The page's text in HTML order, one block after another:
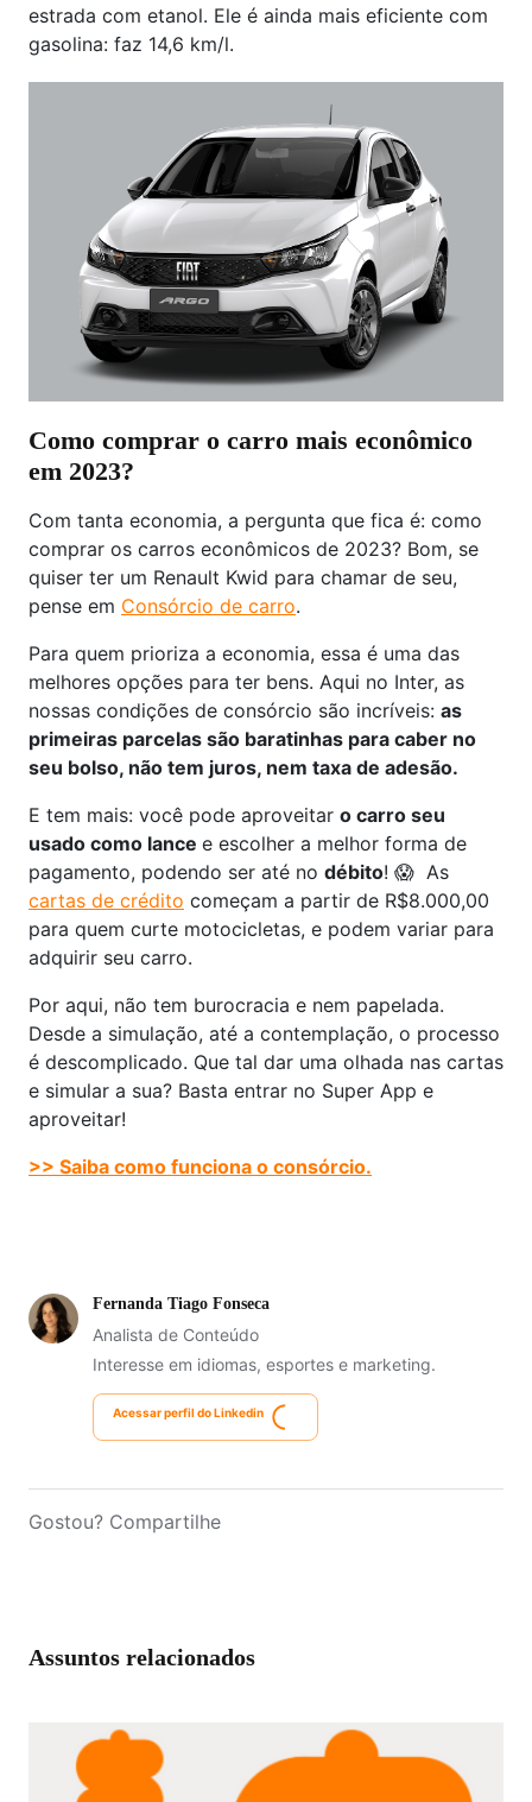
estrada com etanol. Ele é ainda mais eficiente com
gasolina: faz 14,6 km/l.
Como comprar o carro mais econômico
em 2023?
Com tanta economia, a pergunta que fica é: como
comprar os carros econômicos de 2023? Bom, se
quiser ter um Renault Kwid para chamar de seu,
pense em Consórcio de carro.
Para quem prioriza a economia, essa é uma das
melhores opções para ter bens. Aqui no Inter, as
nossas condições de consórcio são incríveis: as
primeiras parcelas são baratinhas para caber no
seu bolso, não tem juros, nem taxa de adesão.
E tem mais: você pode aproveitar o carro seu
usado como lance e escolher a melhor forma de
pagamento, podendo ser até no débito! 😱 As
cartas de crédito começam a partir de R$8.000,00
para quem curte motocicletas, e podem variar para
adquirir seu carro.
Por aqui, não tem burocracia e nem papelada.
Desde a simulação, até a contemplação, o processo
é descomplicado. Que tal dar uma olhada nas cartas
e simular a sua? Basta entrar no Super App e
aproveitar!
>> Saiba como funciona o consórcio.
Fernanda Tiago Fonseca
Analista de Conteúdo
Interesse em idiomas, esportes e marketing.
Acessar perfil do Linkedin
Gostou? Compartilhe
Assuntos relacionados